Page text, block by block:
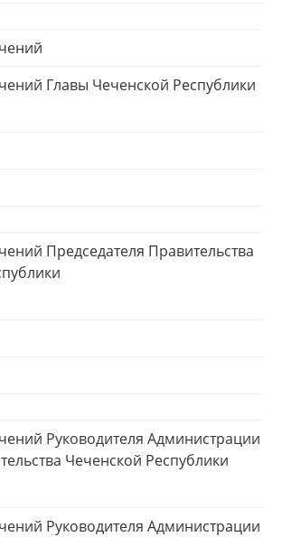
Главы Чеченской Республики
Председателя Правительства
Руководителя Администрации
Чеченской Республики
Руководителя Администрации